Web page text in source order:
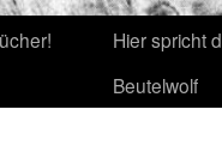
Hier spricht
Beutelwolf